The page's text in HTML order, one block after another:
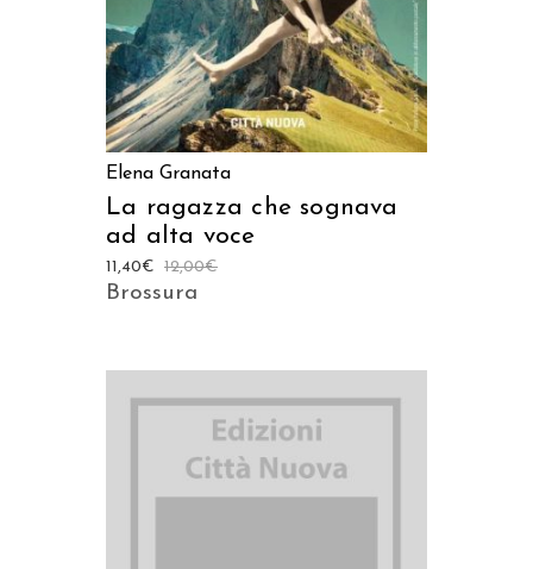
Elena Granata
La ragazza che sognava
ad alta voce
12,00€
11,40€
Brossura